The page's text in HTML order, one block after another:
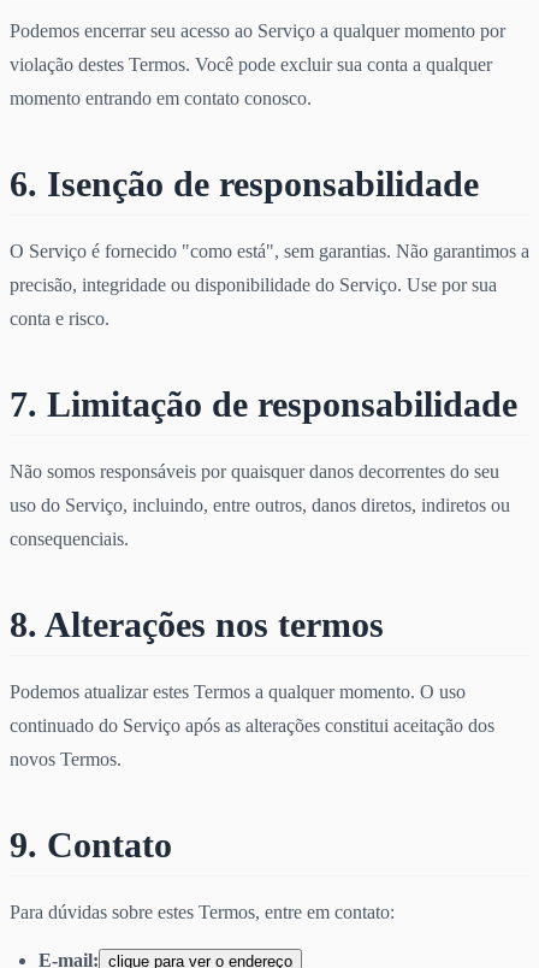
Podemos encerrar seu acesso ao Serviço a qualquer momento por
violação destes Termos. Você pode excluir sua conta a qualquer
momento entrando em contato conosco.
6. Isenção de responsabilidade
O Serviço é fornecido "como está", sem garantias. Não garantimos a
precisão, integridade ou disponibilidade do Serviço. Use por sua
conta e risco.
7. Limitação de responsabilidade
Não somos responsáveis por quaisquer danos decorrentes do seu
uso do Serviço, incluindo, entre outros, danos diretos, indiretos ou
consequenciais.
8. Alterações nos termos
Podemos atualizar estes Termos a qualquer momento. O uso
continuado do Serviço após as alterações constitui aceitação dos
novos Termos.
9. Contato
Para dúvidas sobre estes Termos, entre em contato:
E-mail: clique para ver o endereço